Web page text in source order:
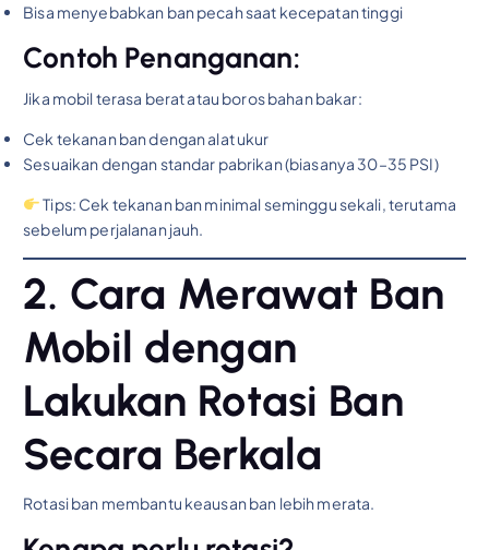
Bisa menyebabkan ban pecah saat kecepatan tinggi
Contoh Penanganan:
Jika mobil terasa berat atau boros bahan bakar:
Cek tekanan ban dengan alat ukur
Sesuaikan dengan standar pabrikan (biasanya 30–35 PSI)
Tips: Cek tekanan ban minimal seminggu sekali, terutama
sebelum perjalanan jauh.
2. Cara Merawat Ban
Mobil dengan
Lakukan Rotasi Ban
Secara Berkala
Rotasi ban membantu keausan ban lebih merata.